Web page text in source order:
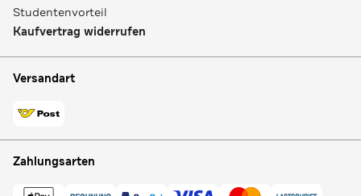
Studentenvorteil
Kaufvertrag widerrufen
Versandart
Zahlungsarten